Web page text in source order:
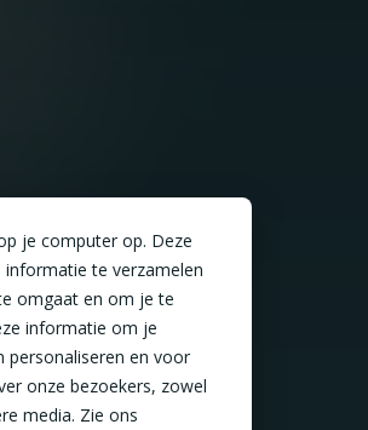
je computer op. Deze
te verzamelen
omgaat en om je te
informatie om je
personaliseren en voor
onze bezoekers, zowel
media. Zie ons